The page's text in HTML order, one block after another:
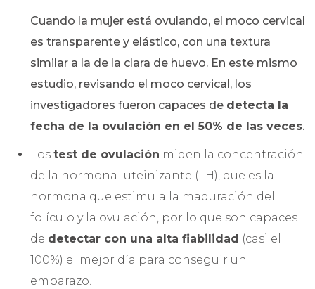
Cuando la mujer está ovulando, el moco cervical
es transparente y elástico, con una textura
similar a la de la clara de huevo. En este mismo
estudio, revisando el moco cervical, los
investigadores fueron capaces de detecta la
fecha de la ovulación en el 50% de las veces.
Lostest de ovulación miden la concentración
de la hormona luteinizante (LH), que es la
hormona que estimula la maduración del
folículo y la ovulación, por lo que son capaces
de detectar con una alta fiabilidad (casi el
100%) el mejor día para conseguir un
embarazo.